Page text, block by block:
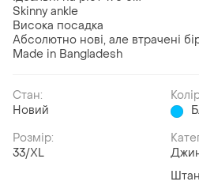
Skinny ankle
Висока посадка
Абсолютно нові, але втрачені
Made in Bangladesh
Стан:
Новий
Розмір:
33/XL